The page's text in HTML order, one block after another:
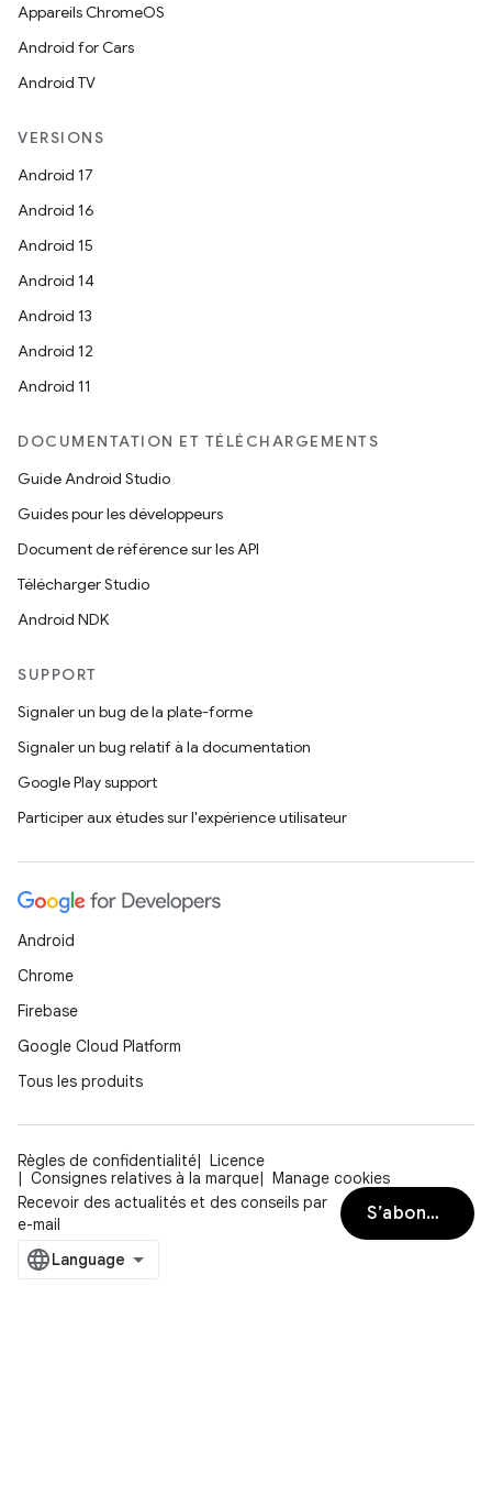
Appareils ChromeOS
Android for Cars
Android TV
VERSIONS
Android 17
Android 16
Android 15
Android 14
Android 13
Android 12
Android 11
DOCUMENTATION ET TÉLÉCHARGEMENTS
Guide Android Studio
Guides pour les développeurs
Document de référence sur les API
Télécharger Studio
Android NDK
SUPPORT
Signaler un bug de la plate-forme
Signaler un bug relatif à la documentation
Google Play support
Participer aux études sur l'expérience utilisateur
Android
Chrome
Firebase
Google Cloud Platform
Tous les produits
Règles de confidentialité
Licence
Consignes relatives à la marque
Manage cookies
Recevoir des actualités et des conseils par
e-mail
S’abonner